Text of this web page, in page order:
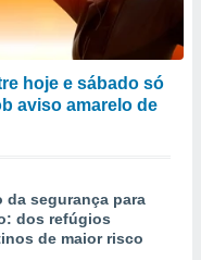
hoje e sábado só
aviso amarelo de
da segurança para
dos refúgios
de maior risco